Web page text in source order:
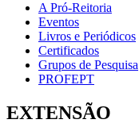
A Pró-Reitoria
Eventos
Livros e Periódicos
Certificados
Grupos de Pesquisa
PROFEPT
EXTENSÃO